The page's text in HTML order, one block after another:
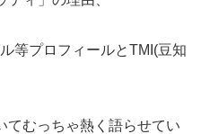
等プロフィールとTMI(豆知
むっちゃ熱く語らせてい